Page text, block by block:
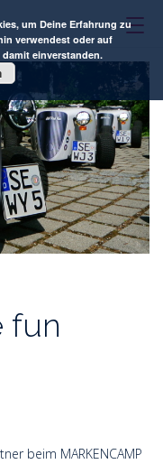
fun
beim MARKENCAMP
um Deine Erfahrung zu
verwendest oder auf
einverstanden.